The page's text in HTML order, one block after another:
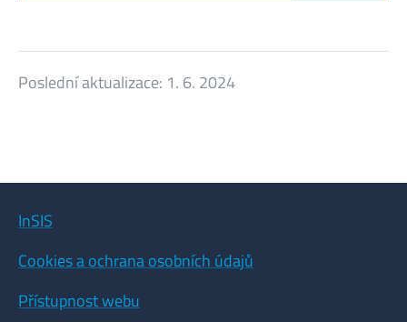
Poslední aktualizace: 1. 6. 2024
InSIS
Cookies a ochrana osobních údajů
Přístupnost webu